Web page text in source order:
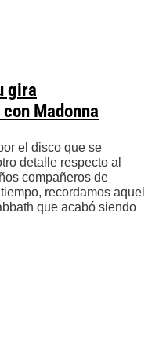
gira
Madonna
el disco que se
detalle respecto al
compañeros de
recordamos aquel
que acabó siendo